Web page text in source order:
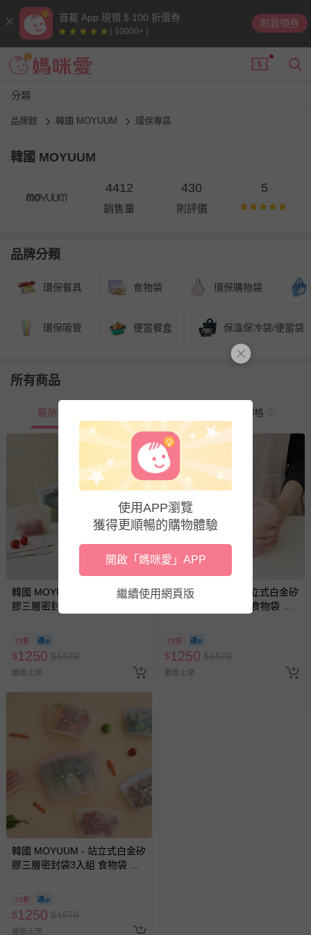
首載 App 現領 $ 100 折價券
( 10000+ )
點我領券
分類
品牌館 韓國 MOYUUM 環保專區
韓國 MOYUUM
4412
銷售量
430
則評價
5
品牌分類
環保餐具 食物袋 環保購物袋
環保吸管 便當餐盒 保溫保冷袋/便當袋
所有商品
最熱銷 價格
韓國 MOYUUM - 站立式白金矽
膠三層密封袋3入組 食物袋 食
75折
$1250 $1670
最新上架
韓國 MOYUUM - 站立式白金矽
膠三層密封袋3入組 食物袋 食
75折
$1250 $1670
最新上架
韓國 MOYUUM - 站立式白金矽
膠三層密封袋3入組 食物袋 食
75折
$1250 $1670
最新上架
使用APP瀏覽
獲得更順暢的購物體驗
開啟「媽咪愛」APP
繼續使用網頁版